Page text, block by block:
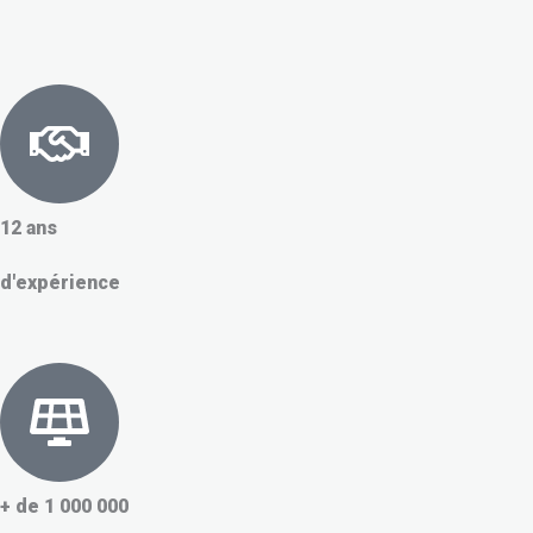
12 ans
d'expérience
+ de 1 000 000